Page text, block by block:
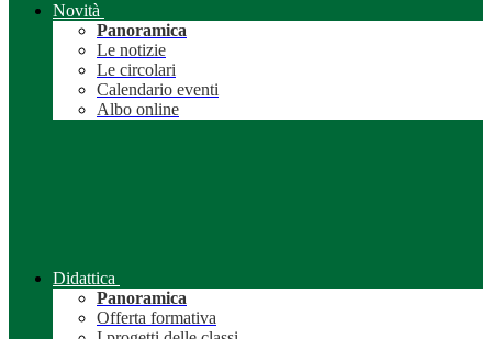
Novità
Panoramica
Le notizie
Le circolari
Calendario eventi
Albo online
Didattica
Panoramica
Offerta formativa